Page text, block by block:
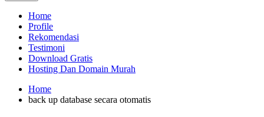
Home
Profile
Rekomendasi
Testimoni
Download Gratis
Hosting Dan Domain Murah
Home
back up database secara otomatis